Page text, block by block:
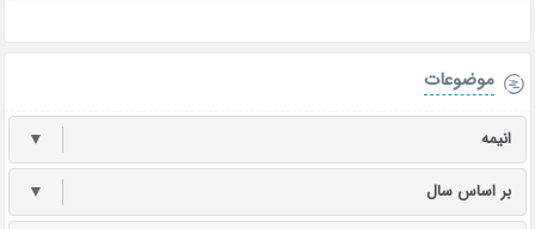
موضوعات
انیمه ▼
بر اساس سال ▼